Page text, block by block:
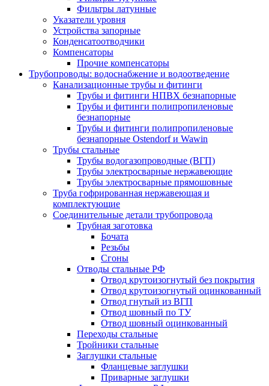
Фильтры латунные
Указатели уровня
Устройства запорные
Конденсатоотводчики
Компенсаторы
Прочие компенсаторы
Трубопроводы: водоснабжение и водоотведение
Канализационные трубы и фитинги
Трубы и фитинги НПВХ безнапорные
Трубы и фитинги полипропиленовые
безнапорные
Трубы и фитинги полипропиленовые
безнапорные Ostendorf и Wawin
Трубы стальные
Трубы водогазопроводные (ВГП)
Трубы электросварные нержавеющие
Трубы электросварные прямошовные
Труба гофрированная нержавеющая и
комплектующие
Соединительные детали трубопровода
Трубная заготовка
Бочата
Резьбы
Сгоны
Отводы стальные РФ
Отвод крутоизогнутый без покрытия
Отвод крутоизогнутый оцинкованный
Отвод гнутый из ВГП
Отвод шовный по ТУ
Отвод шовный оцинкованный
Переходы стальные
Тройники стальные
Заглушки стальные
Фланцевые заглушки
Приварные заглушки